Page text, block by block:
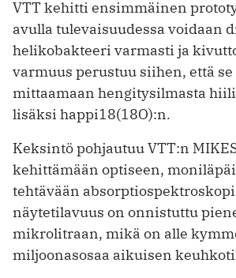
VTT kehitti ensimmäinen
avulla tulevaisuudessa voidaan
helikobakteeri varmasti ja
varmuus perustuu siihen, että
mittaamaan hengitysilmasta
lisäksi happi18(18O):n.
Keksintö pohjautuu VTT:n
kehittämään optiseen,
tehtävään
näytetilavuus on onnistuttu
mikrolitraan, mikä on alle
miljoonasosaa aikuisen